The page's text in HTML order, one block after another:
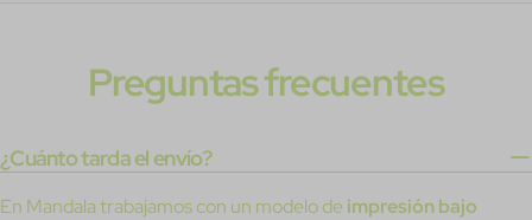
Preguntas frecuentes
¿Cuánto tarda el envío?
En Mandala trabajamos con un modelo deimpresión bajo